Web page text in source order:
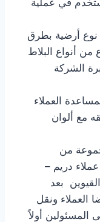
نوع أرضية بطرق
أنواع البلاط
الشركة
العملاء
مع ألوان
من
دريم –
بعد
العملاء ونقل
المسئولين أولاً